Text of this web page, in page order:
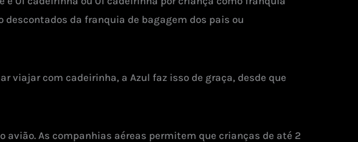
descontados da franquia de bagagem dos pais ou
viajar com cadeirinha, a Azul faz isso de graça, desde que
avião. As companhias aéreas permitem que crianças de até 2